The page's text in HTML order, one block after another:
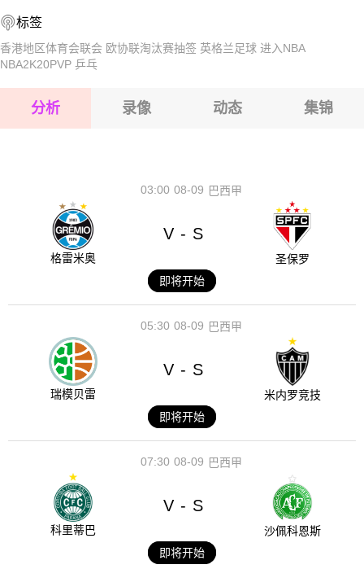
2026-08-17 【中甲】 南京城市VS广州豹
2026-08-17 【中甲】 南京城市VS广州豹
标签
香港地区体育会联会 欧协联淘汰赛抽签 英格兰足球 进入NBA
NBA2K20PVP 乒乓
分析 录像 动态 集锦
08-09
03:00 巴西甲
格雷米奥
V - S
圣保罗
即将开始
08-09
05:30 巴西甲
瑞模贝雷
V - S
米内罗竞技
即将开始
08-09
07:30 巴西甲
科里蒂巴
V - S
沙佩科恩斯
即将开始